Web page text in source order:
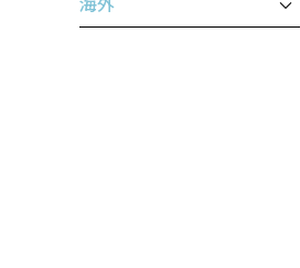
海外